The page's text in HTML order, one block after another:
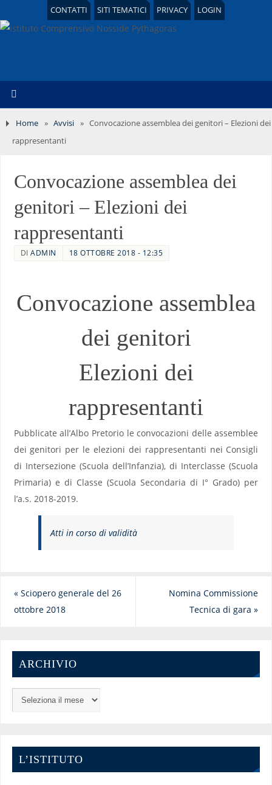
CONTATTI SITI TEMATICI PRIVACY LOGIN
Home » Avvisi » Convocazione assemblea dei genitori – Elezioni dei
rappresentanti
Convocazione assemblea dei
genitori – Elezioni dei
rappresentanti
DIADMIN 18 OTTOBRE 2018 - 12:35
Convocazione assemblea
dei genitori
Elezioni dei
rappresentanti
Pubblicate all’Albo Pretorio le convocazioni delle assemblee
dei genitori per le elezioni dei rappresentanti nei Consigli
di Intersezione (Scuola dell’Infanzia), di Interclasse (Scuola
Primaria) e di Classe (Scuola Secondaria di I° Grado) per
l’a.s. 2018-2019.
Atti in corso di validità
«Sciopero generale del 26
ottobre 2018
Nomina Commissione
Tecnica di gara»
ARCHIVIO
L’ISTITUTO